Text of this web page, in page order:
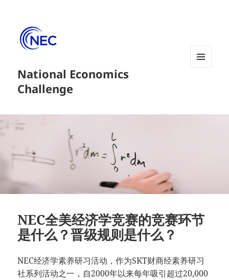
National Economics
Challenge
NEC全美经济学竞赛的竞赛环节
是什么？晋级规则是什么？
NEC经济学素养研习活动，作为SKT财商经素养研习
社系列活动之一，自2000年以来每年吸引超过20,000